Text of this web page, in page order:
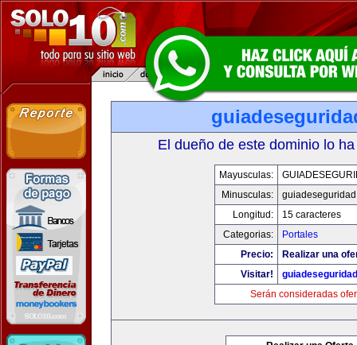
El dueño de este dominio lo
Mayusculas:
Minusculas:
Longitud:
15 caracteres
Categorias:
Portales
Precio:
Realizar una
Visitar!
Serán consideradas